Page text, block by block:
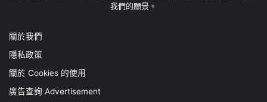
我們的願景。
關於我們
隱私政策
關於 Cookies 的使用
廣告查詢 Advertisement